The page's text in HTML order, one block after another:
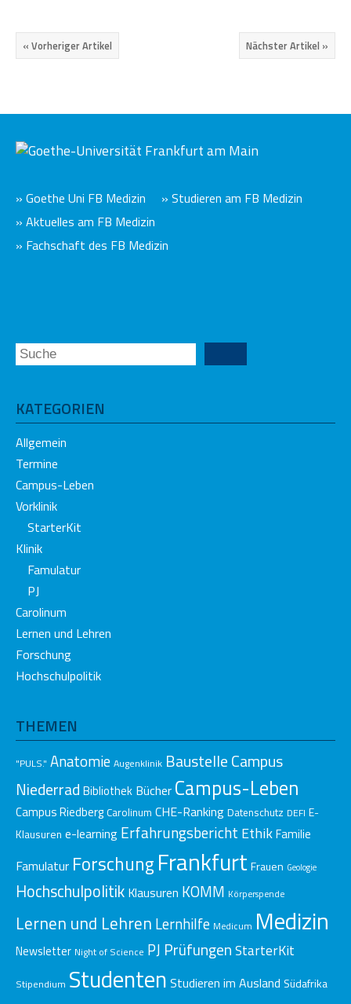
Nächster Artikel »
« Vorheriger Artikel
» Goethe Uni FB Medizin
» Studieren am FB Medizin
» Aktuelles am FB Medizin
» Fachschaft des FB Medizin
KATEGORIEN
Allgemein
Termine
Campus-Leben
Vorklinik
StarterKit
Klinik
Famulatur
PJ
Carolinum
Lernen und Lehren
Forschung
Hochschulpolitik
THEMEN
"PULS." Anatomie Augenklinik Baustelle Campus
Niederrad Bibliothek Bücher Campus-Leben
Campus Riedberg Carolinum CHE-Ranking Datenschutz DEFI E-
Klausuren e-learning Erfahrungsbericht EthikFamilie
Famulatur Forschung FrankfurtFrauen Geologie
Hochschulpolitik Klausuren KOMM Körperspende
Lernen und Lehren Lernhilfe Medicum Medizin
Newsletter Night of Science PJ PrüfungenStarterKit
Stipendium Studenten Studieren im Ausland Südafrika